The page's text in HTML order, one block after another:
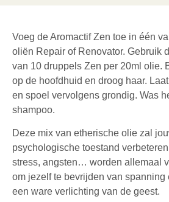
Voeg de Aromactif Zen toe in één
oliën Repair of Renovator. Gebruik
van 10 druppels Zen per 20ml olie.
op de hoofdhuid en droog haar.
en spoel vervolgens grondig. Was
shampoo.
Deze mix van etherische olie zal
psychologische toestand
stress, angsten… worden allemaal
om jezelf te bevrijden van spanning
een ware verlichting van de geest.